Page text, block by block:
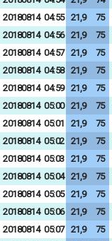
20180814 04:55 21,9 75
20180814 04:56 21,9 75
20180814 04:57 21,9 75
20180814 04:58 21,9 75
20180814 04:59 21,9 75
20180814 05:00 21,9 75
20180814 05:01 21,9 75
20180814 05:02 21,9 75
20180814 05:03 21,9 75
20180814 05:04 21,9 75
20180814 05:05 21,9 75
20180814 05:06 21,9 75
20180814 05:07 21,9 75